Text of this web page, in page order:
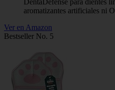
DentaDefense para dientes
aromatizantes artificiales ni
Ver en Amazon
Bestseller No. 5